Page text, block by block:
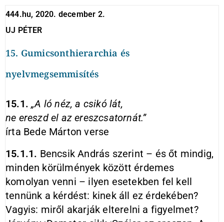
444.hu, 2020. december 2.
UJ PÉTER
15. Gumicsonthierarchia és
nyelvmegsemmisítés
15.1.„A ló néz, a csikó lát,
ne ereszd el az ereszcsatornát.”
írta Bede Márton verse
15.1.1. Bencsik András szerint – és őt mindig,
minden körülmények között érdemes
komolyan venni – ilyen esetekben fel kell
tennünk a kérdést: kinek áll ez érdekében?
Vagyis: miről akarják elterelni a figyelmet?